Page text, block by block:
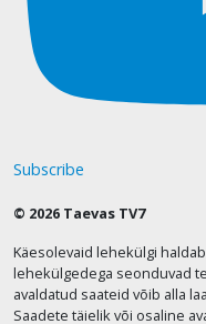
Subscribe
© 2026 Taevas TV7
Käesolevaid lehekülgi
lehekülgedega seonduvad
avaldatud saateid võib alla
Saadete täielik või osaline